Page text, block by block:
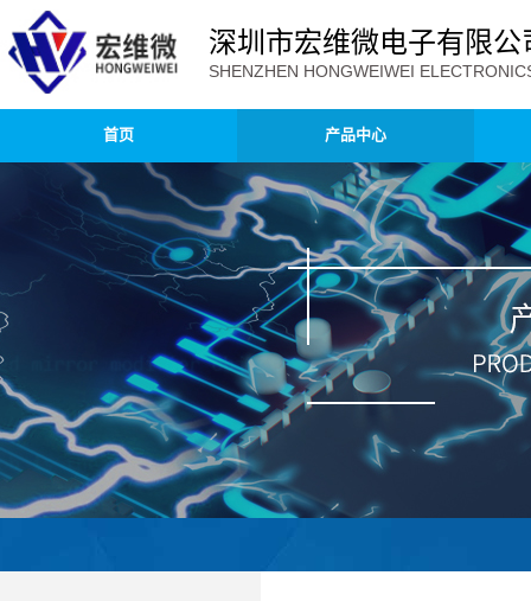
深圳市宏维微电子有限公
SHENZHEN HONGWEIWEI
首页 产品中心